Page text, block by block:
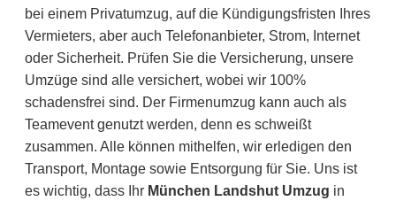
bei einem Privatumzug, auf die Kündigungsfristen Ihres
Vermieters, aber auch Telefonanbieter, Strom, Internet
oder Sicherheit. Prüfen Sie die Versicherung, unsere
Umzüge sind alle versichert, wobei wir 100%
schadensfrei sind. Der Firmenumzug kann auch als
Teamevent genutzt werden, denn es schweißt
zusammen. Alle können mithelfen, wir erledigen den
Transport, Montage sowie Entsorgung für Sie. Uns ist
es wichtig, dass Ihr München Landshut Umzug in